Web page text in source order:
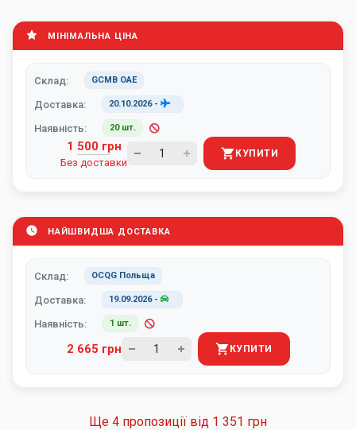
МІНІМАЛЬНА ЦІНА
Склад: GCMB ОАЕ
Доставка: 20.10.2026-
Наявність: 20 шт.
1 500 грн
Без доставки
КУПИТИ
НАЙШВИДША ДОСТАВКА
Склад: OCQG Польща
Доставка: 19.09.2026-
Наявність: 1 шт.
2 665 грн КУПИТИ
Ще 4 пропозиції від 1 351 грн